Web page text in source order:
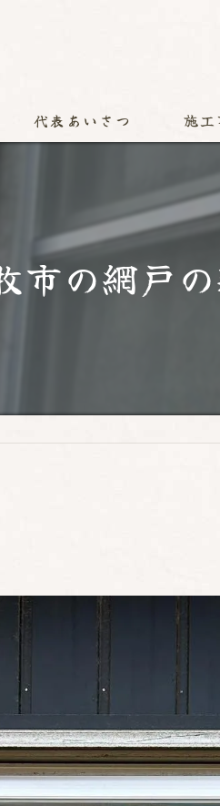
代表あいさつ 施工
市の網戸